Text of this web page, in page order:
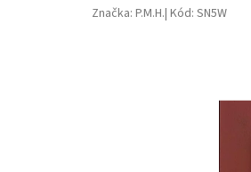
Značka: P.M.H. Kód: SN5W